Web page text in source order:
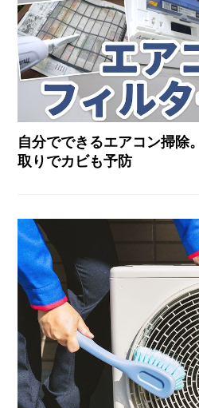
自分でできるエアコン掃除
取りでカビも予防